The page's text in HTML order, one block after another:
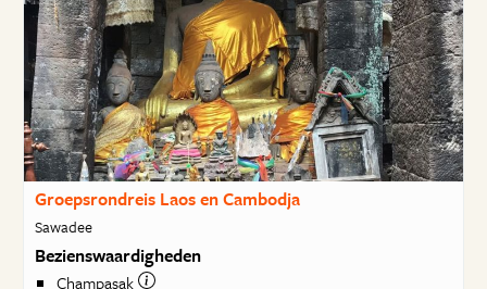
Groepsrondreis Laos en Cambodja
Sawadee
Bezienswaardigheden
Champasak